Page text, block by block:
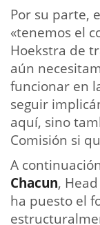
Por su parte,
«tenemos el
Hoekstra de
aún
funcionar en
seguir
aquí, sino
Comisión si
A
Chacun,
ha puesto el